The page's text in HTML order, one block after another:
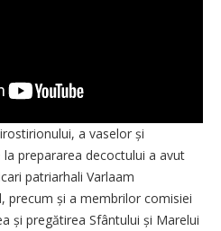
a vaselor și
prepararea decoctului a avut
patriarhali Varlaam
precum și a membrilor comisiei
și pregătirea Sfântului și Marelui